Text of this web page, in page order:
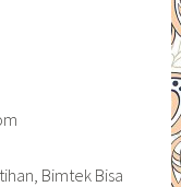
Bimtek Bisa